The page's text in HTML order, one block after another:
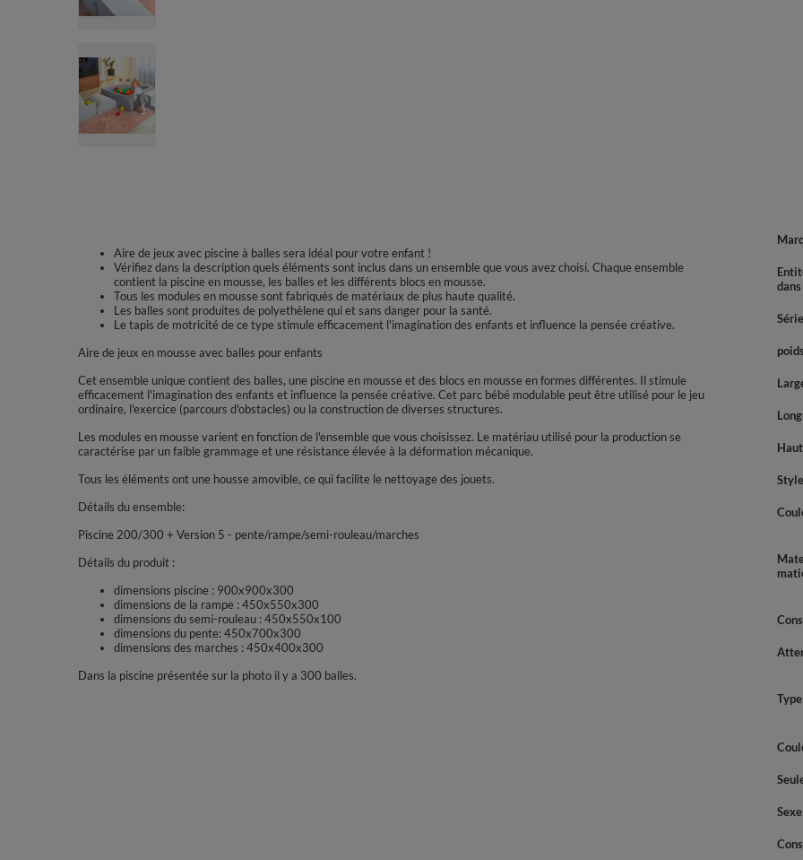
Aire de jeux avec piscine à balles sera idéal pour votre enfant !
Vérifiez dans la description quels éléments sont inclus dans un ensemble que vous avez choisi. Chaque ensemble
contient la piscine en mousse, les balles et les différents blocs en mousse.
Tous les modules en mousse sont fabriqués de matériaux de plus haute qualité.
Les balles sont produites de polyethèlene qui et sans danger pour la santé.
Le tapis de motricité de ce type stimule efficacement l'imagination des enfants et influence la pensée créative.
Aire de jeux en mousse avec balles pour enfants
Cet ensemble unique contient des balles, une piscine en mousse et des blocs en mousse en formes différentes. Il stimule
efficacement l'imagination des enfants et influence la pensée créative. Cet parc bébé modulable peut être utilisé pour le jeu
ordinaire, l'exercice (parcours d'obstacles) ou la construction de diverses structures.
Les modules en mousse varient en fonction de l'ensemble que vous choisissez. Le matériau utilisé pour la production se
caractérise par un faible grammage et une résistance élevée à la déformation mécanique.
Tous les éléments ont une housse amovible, ce qui facilite le nettoyage des jouets.
Détails du ensemble:
Piscine 200/300 + Version 5 - pente/rampe/semi-rouleau/marches
Détails du produit :
dimensions piscine : 900x900x300
dimensions de la rampe : 450x550x300
dimensions du semi-rouleau : 450x550x100
dimensions du pente: 450x700x300
dimensions des marches : 450x400x300
Dans la piscine présentée sur la photo il y a 300 balles.
Type
Sexe